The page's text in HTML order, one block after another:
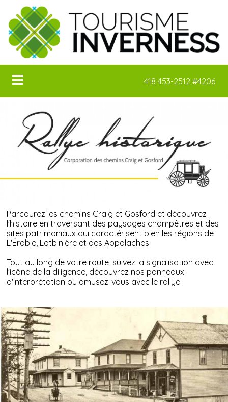
418 453-2512 #4206
Parcourez les chemins Craig et Gosford et découvrez
l'histoire en traversant des paysages champêtres et des
sites patrimoniaux qui caractérisent bien les régions de
L'Érable, Lotbinière et des Appalaches.
Tout au long de votre route, suivez la signalisation avec
l'icône de la diligence, découvrez nos panneaux
d'interprétation ou amusez-vous avec le rallye!